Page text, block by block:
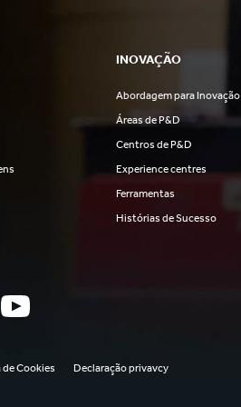
INOVAÇÃO
Abordagem para Inovação
Áreas de P&D
Centros de P&D
Experience centres
Ferramentas
Histórias de Sucesso
de Cookies Declaração privavcy